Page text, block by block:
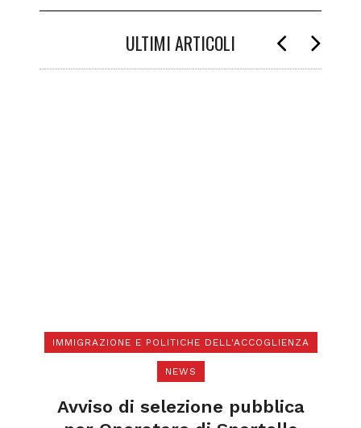
ULTIMI ARTICOLI
IMMIGRAZIONE E POLITICHE DELL'ACCOGLIENZA
NEWS
Avviso di selezione pubblica